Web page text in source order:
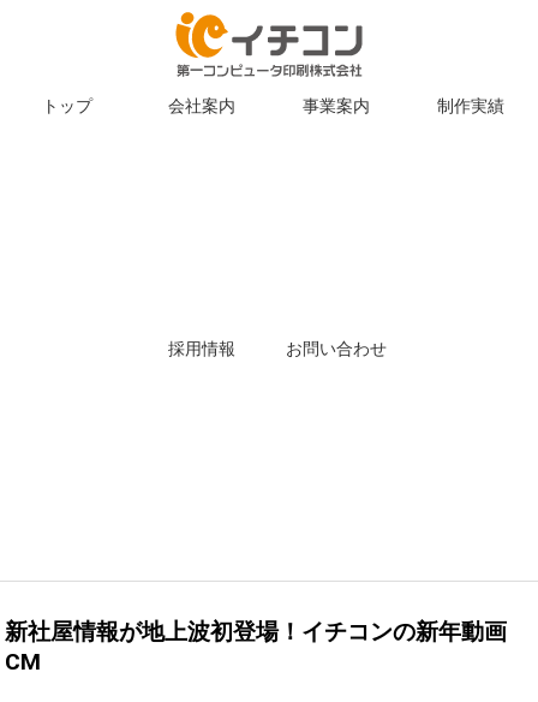
トップ 会社案内 事業案内 制作実績
採用情報 お問い合わせ
新社屋情報が地上波初登場！イチコンの新年動画
CM